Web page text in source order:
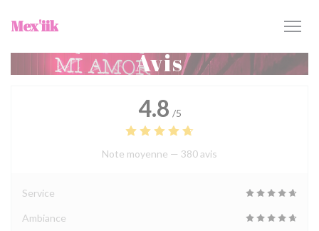
Mex'iik
Avis
4.8 /5
Note moyenne — 380 avis
Service
Ambiance